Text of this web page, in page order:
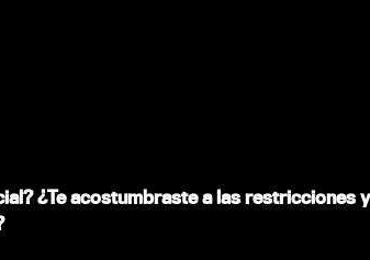
¿Te acostumbraste a las restricciones y